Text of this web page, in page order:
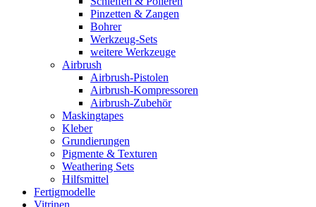
Pinzetten & Zangen
Bohrer
Werkzeug-Sets
weitere Werkzeuge
Airbrush
Airbrush-Pistolen
Airbrush-Kompressoren
Airbrush-Zubehör
Maskingtapes
Kleber
Grundierungen
Pigmente & Texturen
Weathering Sets
Hilfsmittel
Fertigmodelle
Vitrinen